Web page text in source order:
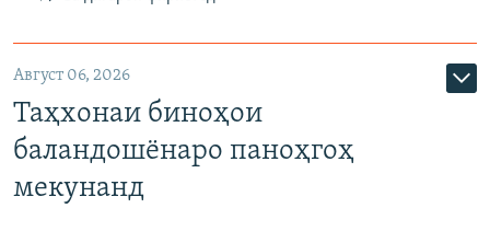
Август 06, 2026
Таҳхонаи биноҳои
баландошёнаро паноҳгоҳ
мекунанд